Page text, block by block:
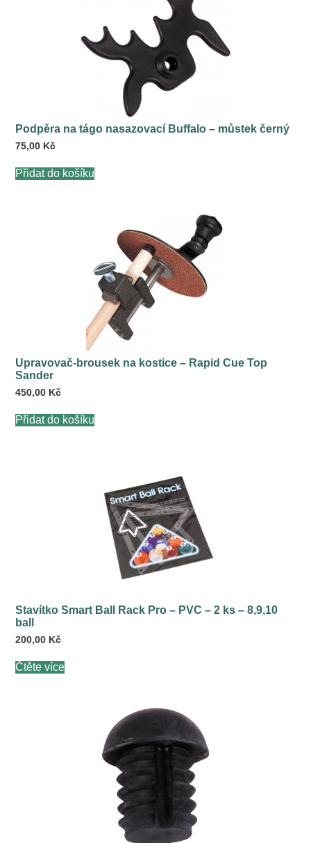
Podpěra na tágo nasazovací Buffalo – můstek černý
75,00 Kč
Přidat do košíku
Upravovač-brousek na kostice – Rapid Cue Top
Sander
450,00 Kč
Přidat do košíku
Stavítko Smart Ball Rack Pro – PVC – 2 ks – 8,9,10
ball
200,00 Kč
Čtěte více